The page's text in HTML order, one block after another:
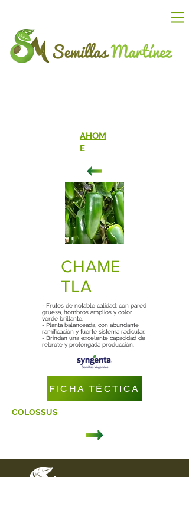
AHOM
E
CHAME
TLA
- Frutos de notable calidad; con pared
gruesa, hombros amplios y color
verde brillante.
- Planta balanceada, con abundante
ramificación y fuerte sistema radicular.
- Brindan una excelente capacidad de
rebrote y prolongada producción.
FICHA TÉCTICA
COLOSSUS